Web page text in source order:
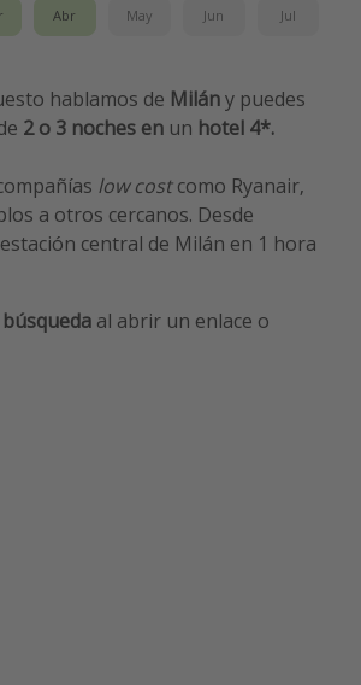
Abr May Jun Jul
hablamos de Milány puedes
2 o 3 noches en un hotel 4*.
low costcomo Ryanair,
a otros cercanos. Desde
central de Milán en 1 hora
al abrir un enlace o